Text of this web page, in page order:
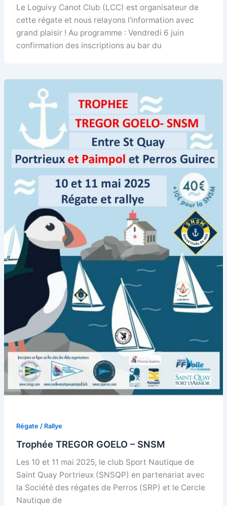
Le Loguivy Canot Club (LCC) est organisateur de
cette régate et nous relayons l’information avec
grand plaisir ! Au programme : Vendredi 6 juin
confirmation des inscriptions au bar du
Régate / Rallye
Trophée TREGOR GOELO – SNSM
Les 10 et 11 mai 2025, le club Sport Nautique de
Saint Quay Portrieux (SNSQP) en partenariat avec
la Société des régates de Perros (SRP) et le Cercle
Nautique de